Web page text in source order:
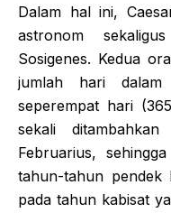
Dalam hal ini,
astronom
Sosigenes. Kedua
jumlah hari
seperempat hari
sekali
Februarius,
tahun-tahun pendek
pada tahun kabisat